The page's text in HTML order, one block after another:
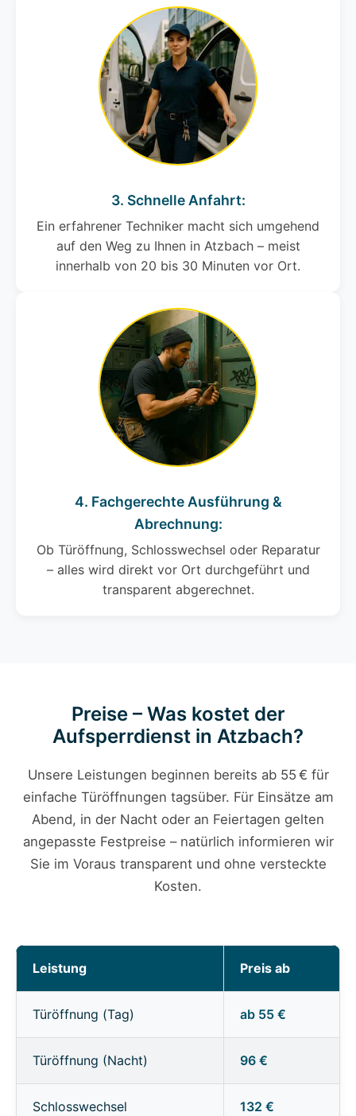
3. Schnelle Anfahrt:
Ein erfahrener Techniker macht sich umgehend
auf den Weg zu Ihnen in Atzbach – meist
innerhalb von 20 bis 30 Minuten vor Ort.
4. Fachgerechte Ausführung &
Abrechnung:
Ob Türöffnung, Schlosswechsel oder Reparatur
– alles wird direkt vor Ort durchgeführt und
transparent abgerechnet.
Preise – Was kostet der
Aufsperrdienst in Atzbach?
Unsere Leistungen beginnen bereits ab 55 € für
einfache Türöffnungen tagsüber. Für Einsätze am
Abend, in der Nacht oder an Feiertagen gelten
angepasste Festpreise – natürlich informieren wir
Sie im Voraus transparent und ohne versteckte
Kosten.
Leistung Preis ab
Türöffnung (Tag) ab 55 €
Türöffnung (Nacht) 96 €
Schlosswechsel 132 €